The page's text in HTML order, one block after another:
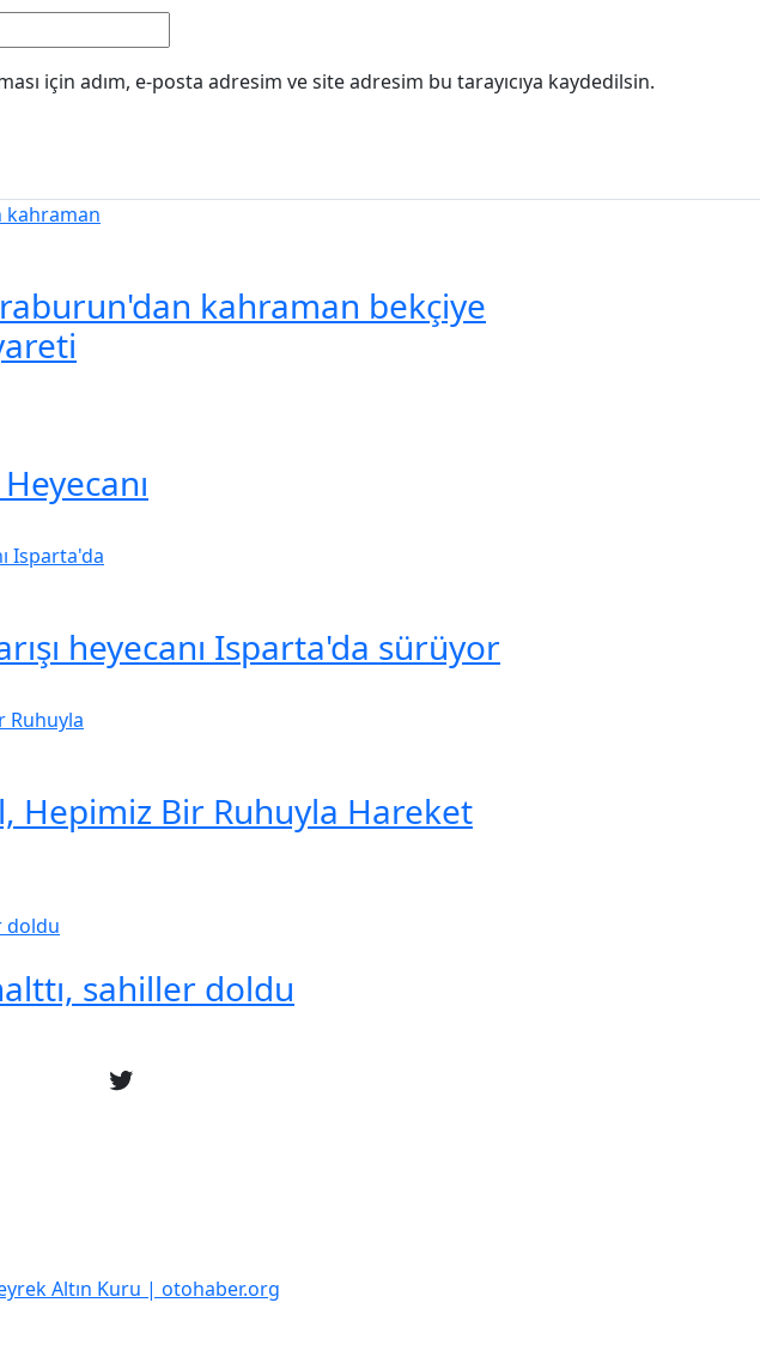
için adım, e-posta adresim ve site adresim bu tarayıcıya kaydedilsin.
kahraman bekçiye
heyecanı Isparta'da sürüyor
Hepimiz Bir Ruhuyla Hareket
sahiller doldu
Altın Kuru | otohaber.org